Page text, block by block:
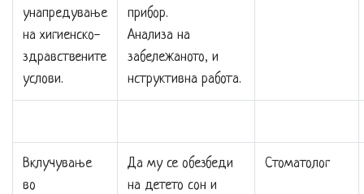
унапредување
на хигиенско-
здравствените
услови.
прибор.
Анализа на
забележаното, и
нструктивна работа.
Вклучување
во
Да му се обезбеди
на детето сон и
Стоматолог